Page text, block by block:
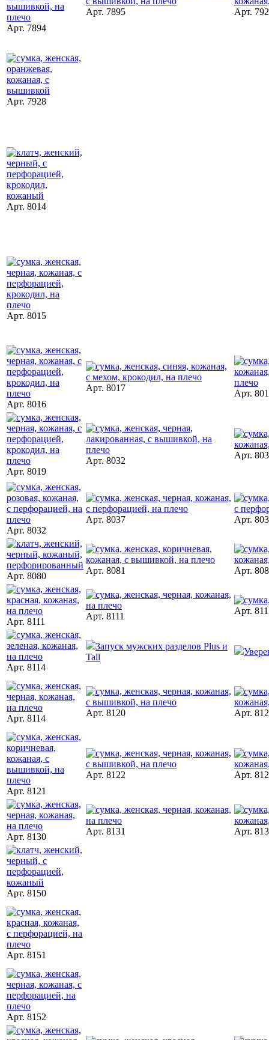
Арт. 7894
Арт. 7895 Арт.
Арт. 7928
Арт. 8014
Арт. 8015
Арт. 8016
Арт. 8017
Арт.
Арт. 8019
Арт. 8032
Арт.
Арт. 8032
Арт. 8037 Арт.
Арт. 8080
Арт. 8081 Арт.
Арт. 8111
Арт. 8111
Арт.
Арт. 8114
Запуск мужских разделов Plus и
Tall
Арт. 8114
Арт. 8120 Арт.
Арт. 8121
Арт. 8122 Арт.
Арт. 8130
Арт. 8131 Арт.
Арт. 8150
Арт. 8151
Арт. 8152